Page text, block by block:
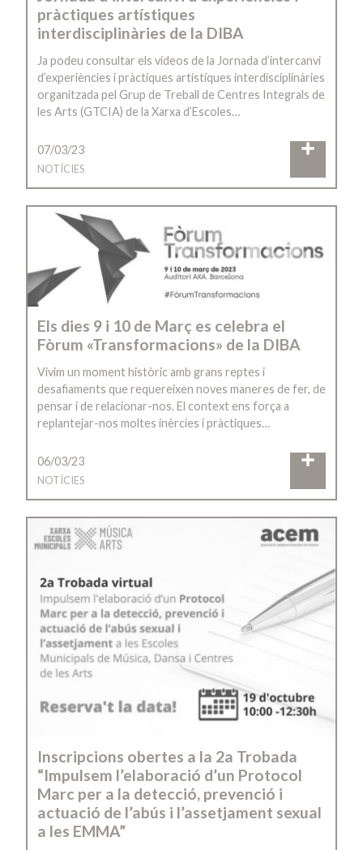
pràctiques artístiques
interdisciplinàries de la DIBA
Ja podeu consultar els vídeos de la Jornada d’intercanvi
d’experiències i pràctiques artístiques interdisciplinàries
organitzada pel Grup de Treball de Centres Integrals de
les Arts (GTCIA) de la Xarxa d’Escoles…
07/03/23
NOTÍCIES
Els dies 9 i 10 de Març es celebra el
Fòrum «Transformacions» de la DIBA
Vivim un moment històric amb grans reptes i
desafiaments que requereixen noves maneres de fer, de
pensar i de relacionar-nos. El context ens força a
replantejar-nos moltes inèrcies i pràctiques…
06/03/23
NOTÍCIES
Inscripcions obertes a la 2a Trobada
“Impulsem l’elaboració d’un Protocol
Marc per a la detecció, prevenció i
actuació de l’abús i l’assetjament sexual
a les EMMA”